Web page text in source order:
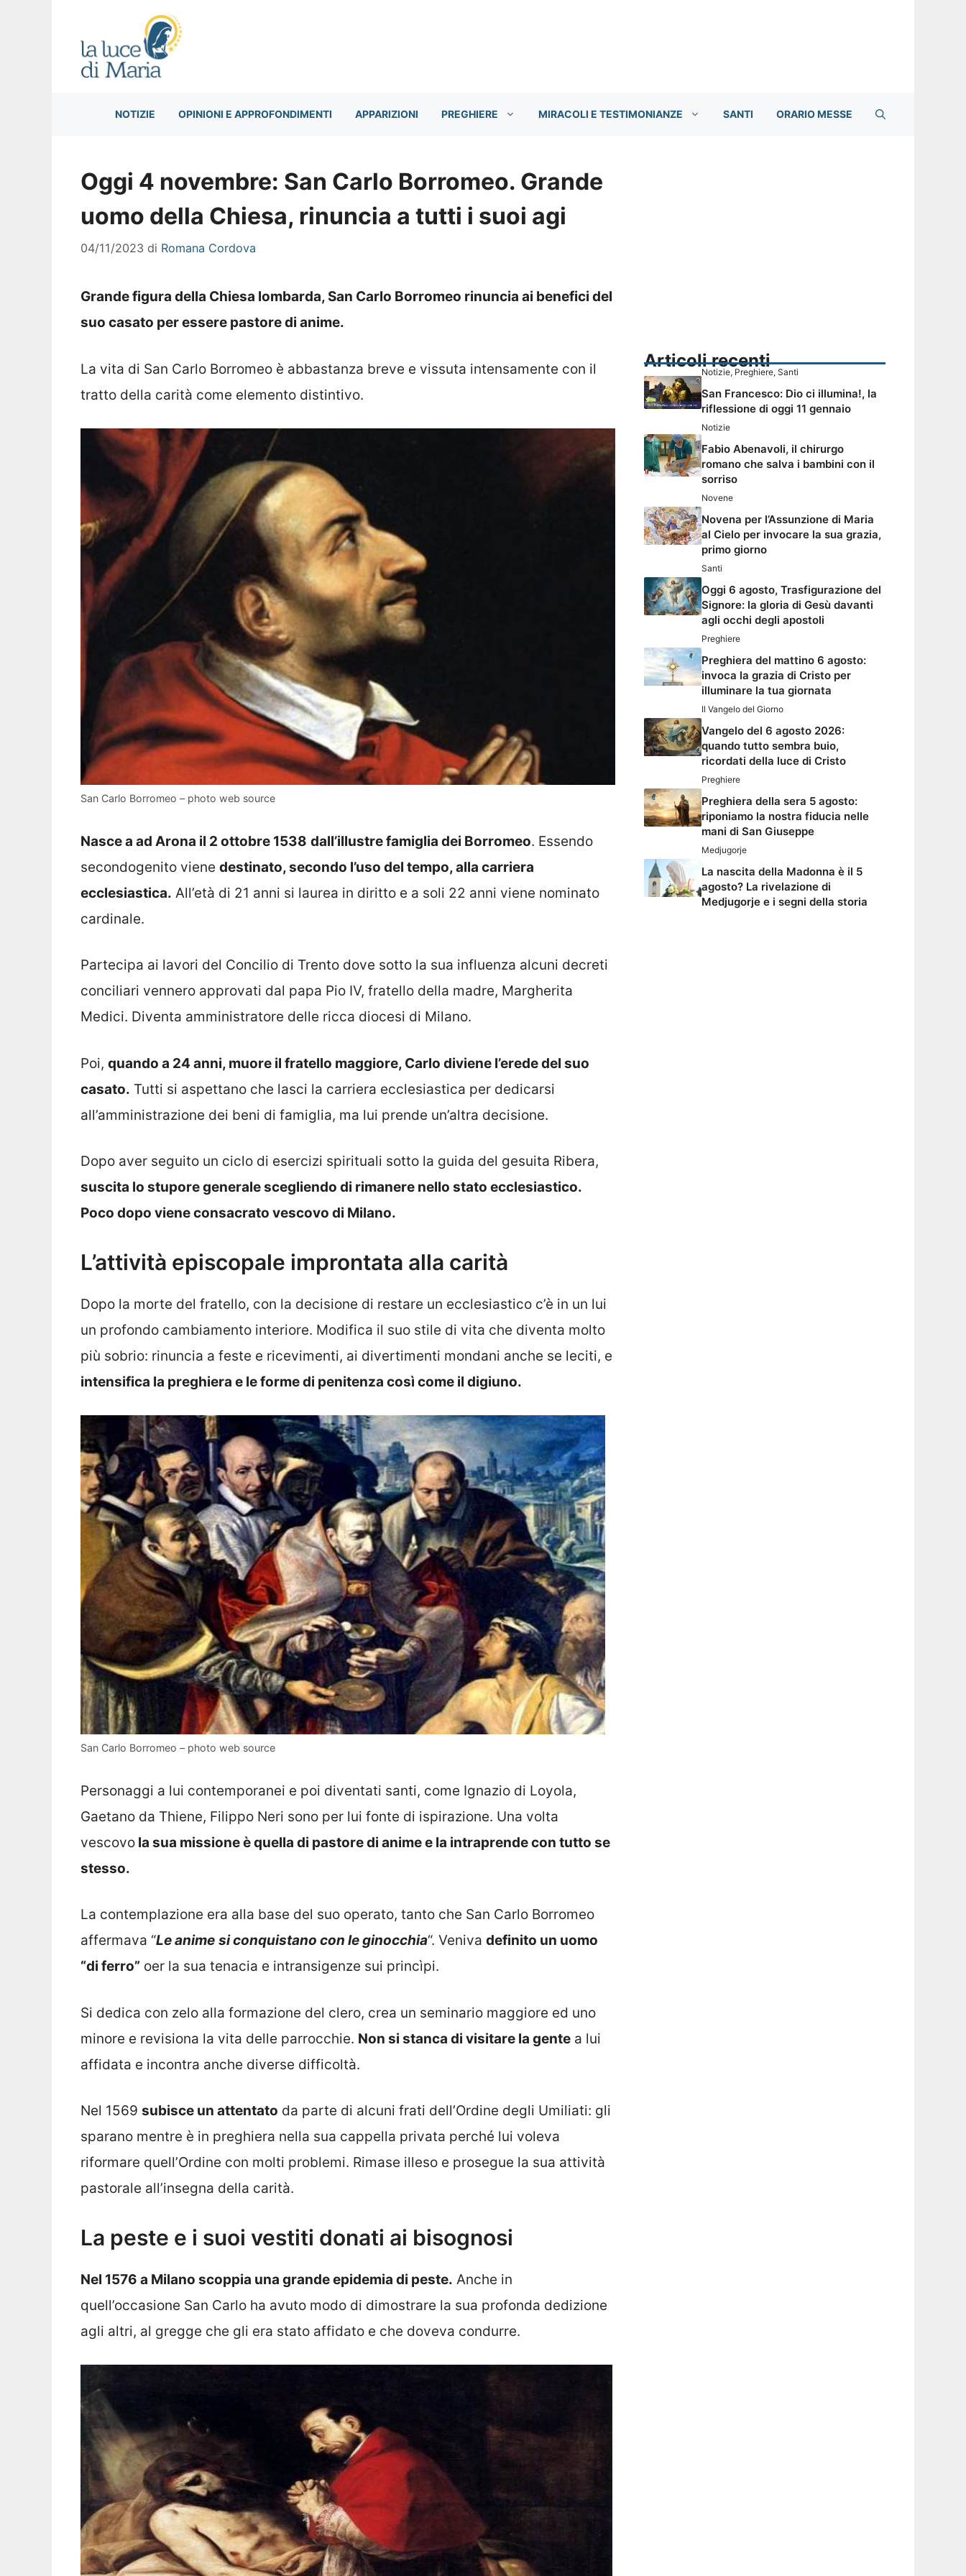
NOTIZIE OPINIONI E APPROFONDIMENTI APPARIZIONI PREGHIERE MIRACOLI E TESTIMONIANZE SANTI ORARIO MESSE
Oggi 4 novembre: San Carlo Borromeo. Grande
uomo della Chiesa, rinuncia a tutti i suoi agi
04/11/2023 di Romana Cordova
Grande figura della Chiesa lombarda, San Carlo Borromeo rinuncia ai benefici del
suo casato per essere pastore di anime.
La vita di San Carlo Borromeo è abbastanza breve e vissuta intensamente con il
tratto della carità come elemento distintivo.
San Carlo Borromeo – photo web source
Nasce a ad Arona il 2 ottobre 1538 dall’illustre famiglia dei Borromeo. Essendo
secondogenito viene destinato, secondo l’uso del tempo, alla carriera
ecclesiastica. All’età di 21 anni si laurea in diritto e a soli 22 anni viene nominato
cardinale.
Partecipa ai lavori del Concilio di Trento dove sotto la sua influenza alcuni decreti
conciliari vennero approvati dal papa Pio IV, fratello della madre, Margherita
Medici. Diventa amministratore delle ricca diocesi di Milano.
Poi, quando a 24 anni, muore il fratello maggiore, Carlo diviene l’erede del suo
casato. Tutti si aspettano che lasci la carriera ecclesiastica per dedicarsi
all’amministrazione dei beni di famiglia, ma lui prende un’altra decisione.
Dopo aver seguito un ciclo di esercizi spirituali sotto la guida del gesuita Ribera,
suscita lo stupore generale scegliendo di rimanere nello stato ecclesiastico.
Poco dopo viene consacrato vescovo di Milano.
L’attività episcopale improntata alla carità
Dopo la morte del fratello, con la decisione di restare un ecclesiastico c’è in un lui
un profondo cambiamento interiore. Modifica il suo stile di vita che diventa molto
più sobrio: rinuncia a feste e ricevimenti, ai divertimenti mondani anche se leciti, e
intensifica la preghiera e le forme di penitenza così come il digiuno.
San Carlo Borromeo – photo web source
Personaggi a lui contemporanei e poi diventati santi, come Ignazio di Loyola,
Gaetano da Thiene, Filippo Neri sono per lui fonte di ispirazione. Una volta
vescovo la sua missione è quella di pastore di anime e la intraprende con tutto se
stesso.
La contemplazione era alla base del suo operato, tanto che San Carlo Borromeo
affermava “Le anime si conquistano con le ginocchia“. Veniva definito un uomo
“di ferro” oer la sua tenacia e intransigenze sui princìpi.
Si dedica con zelo alla formazione del clero, crea un seminario maggiore ed uno
minore e revisiona la vita delle parrocchie. Non si stanca di visitare la gente a lui
affidata e incontra anche diverse difficoltà.
Nel 1569 subisce un attentato da parte di alcuni frati dell’Ordine degli Umiliati: gli
sparano mentre è in preghiera nella sua cappella privata perché lui voleva
riformare quell’Ordine con molti problemi. Rimase illeso e prosegue la sua attività
pastorale all’insegna della carità.
La peste e i suoi vestiti donati ai bisognosi
Nel 1576 a Milano scoppia una grande epidemia di peste. Anche in
quell’occasione San Carlo ha avuto modo di dimostrare la sua profonda dedizione
agli altri, al gregge che gli era stato affidato e che doveva condurre.
Articoli recenti
Notizie, Preghiere, Santi
San Francesco: Dio ci illumina!, la
riflessione di oggi 11 gennaio
Notizie
Fabio Abenavoli, il chirurgo
romano che salva i bambini con il
sorriso
Novene
Novena per l’Assunzione di Maria
al Cielo per invocare la sua grazia,
primo giorno
Santi
Oggi 6 agosto, Trasfigurazione del
Signore: la gloria di Gesù davanti
agli occhi degli apostoli
Preghiere
Preghiera del mattino 6 agosto:
invoca la grazia di Cristo per
illuminare la tua giornata
Il Vangelo del Giorno
Vangelo del 6 agosto 2026:
quando tutto sembra buio,
ricordati della luce di Cristo
Preghiere
Preghiera della sera 5 agosto:
riponiamo la nostra fiducia nelle
mani di San Giuseppe
Medjugorje
La nascita della Madonna è il 5
agosto? La rivelazione di
Medjugorje e i segni della storia